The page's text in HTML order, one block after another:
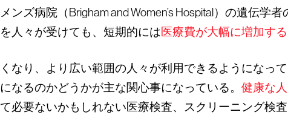
ズ病院（Brigham and Women’s Hospital）の遺伝学
人々が受けても、短期的には医療費が大幅に増加す
なり、より広い範囲の人々が利用できるようになっ
なるのかどうかが主な関心事になっている。 健康な人
必要ないかもしれない医療検査、スクリーニング検